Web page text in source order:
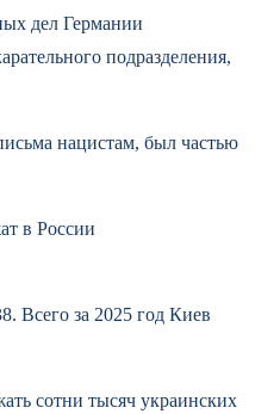
дел Германии
подразделения,
нацистам, был частью
в России
Всего за 2025 год Киев
сотни тысяч украинских